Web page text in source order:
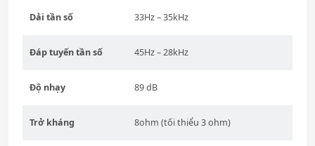
Dải tần số 33Hz – 35kHz
Đáp tuyến tần số 45Hz – 28kHz
Độ nhạy 89 dB
Trở kháng 8ohm (tối thiểu 3 ohm)